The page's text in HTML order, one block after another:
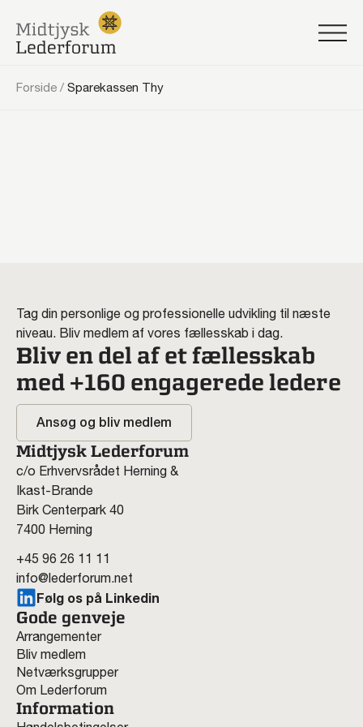
Forside / Sparekassen Thy
Tag din personlige og professionelle udvikling til næste
niveau. Bliv medlem af vores fællesskab i dag.
Bliv en del af et fællesskab
med +160 engagerede ledere
Ansøg og bliv medlem
Midtjysk Lederforum
c/o Erhvervsrådet Herning &
Ikast-Brande
Birk Centerpark 40
7400 Herning
+45 96 26 11 11
info@lederforum.net
Følg os på Linkedin
Gode genveje
Arrangementer
Bliv medlem
Netværksgrupper
Om Lederforum
Information